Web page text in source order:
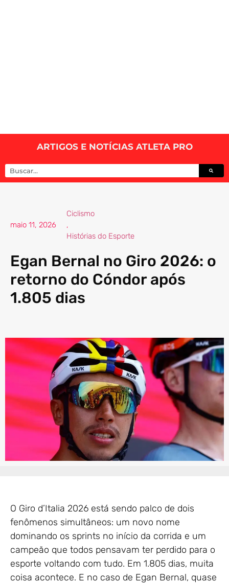
ARTIGOS E NOTÍCIAS ATLETA PRO
maio 11, 2026
Ciclismo
,
Histórias do Esporte
Egan Bernal no Giro 2026: o
retorno do Cóndor após
1.805 dias
O Giro d’Italia 2026 está sendo palco de dois
fenômenos simultâneos: um novo nome
dominando os sprints no início da corrida e um
campeão que todos pensavam ter perdido para o
esporte voltando com tudo. Em 1.805 dias, muita
coisa acontece. E no caso de Egan Bernal, quase